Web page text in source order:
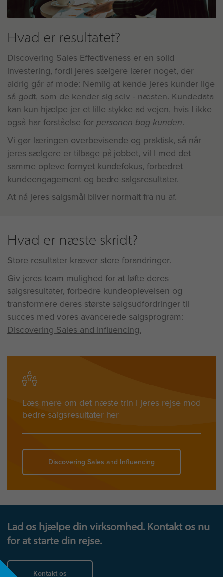
Hvad er resultatet?
Discovering Sales Effectiveness er en solid
investering, fordi jeres sælgere lærer noget, der
aldrig går af mode: Nemlig at kende jeres kunder lige
så godt, som de kender sig selv - næsten. Kundedata
kan kun hjælpe jer et lille stykke ad vejen, hvis I ikke
også har forståelse forpersonen bag kunden.
Vi gør læringen overbevisende og praktisk, så når
jeres sælgere er tilbage på jobbet, vil I med det
samme opleve fornyet kundefokus, forbedret
kundeengagement og bedre salgsresultater.
At nå jeres salgsmål bliver normalt fra nu af.
Hvad er næste skridt?
Store resultater kræver store forandringer.
Giv jeres team mulighed for at løfte deres
salgsresultater, forbedre kundeoplevelsen og
transformere deres største salgsudfordringer til
succes med vores avancerede salgsprogram:
Discovering Sales and Influencing.
Læs mere om det næste trin i jeres rejse mod
bedre salgsresultater her
Discovering Sales and Influencing
Lad os hjælpe din virksomhed. Kontakt os nu
for at starte din rejse.
Kontakt os